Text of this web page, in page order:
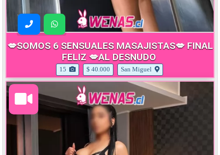
💋SOMOS 6 SENSUALES MASAJISTAS💋 FINAL
FELIZ 💋AL DESNUDO
15 $ 40.000 San Miguel